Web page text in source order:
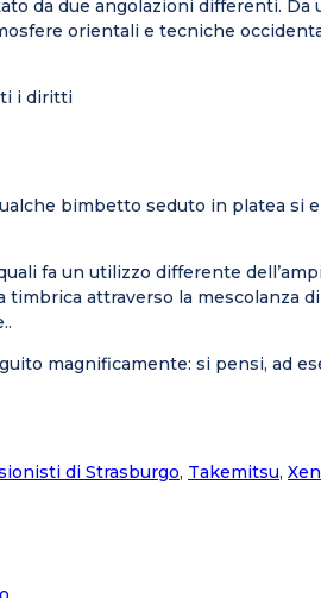
da due angolazioni differenti. Da
orientali e tecniche
i diritti
bimbetto seduto in platea si
fa un utilizzo differente
attraverso la
magnificamente: si pensi, ad
di Strasburgo, Takemitsu,